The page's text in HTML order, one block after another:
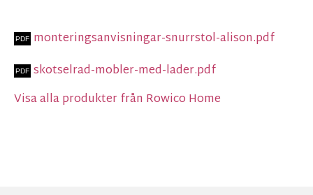
monteringsanvisningar-snurrstol-alison.pdf
skotselrad-mobler-med-lader.pdf
Visa alla produkter från Rowico Home